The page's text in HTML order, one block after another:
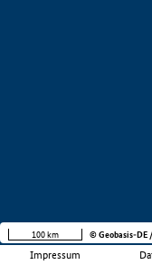
Impressum
100 km © Geobasis-DE